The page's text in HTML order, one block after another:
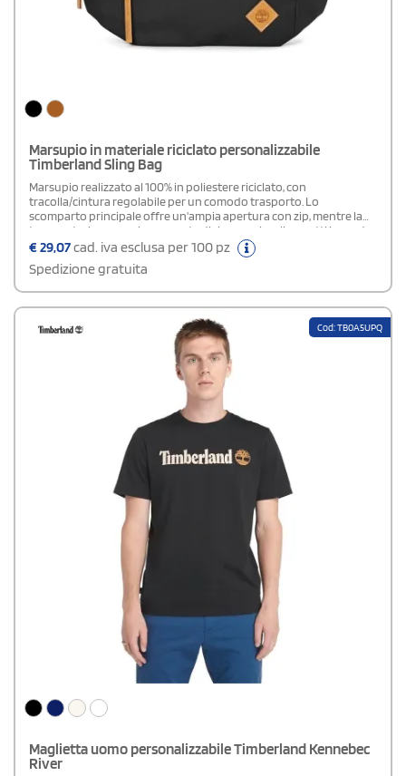
Marsupio in materiale riciclato personalizzabile
Timberland Sling Bag
Marsupio realizzato al 100% in poliestere riciclato, con
tracolla/cintura regolabile per un comodo trasporto. Lo
scomparto principale offre un'ampia apertura con zip, mentre la
tasca anteriore con zip consente di riporre piccoli oggetti in modo
sicuro. Un accessorio pratico e ecologico per ogni occasione
€29,07cad. iva esclusa per 100 pz
Spedizione gratuita
Cod: TB0A5UPQ
Maglietta uomo personalizzabile Timberland Kennebec
River